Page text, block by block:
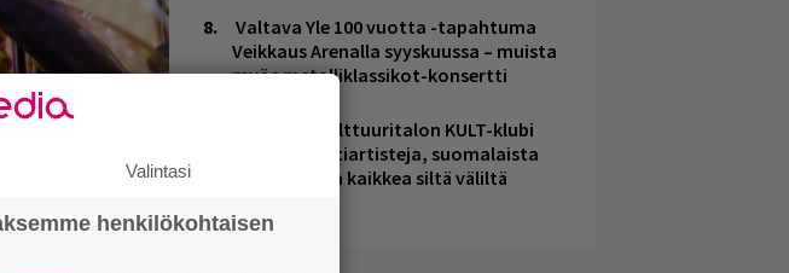
Valtava Yle 100 vuotta -tapahtuma
Veikkaus Arenalla syyskuussa – muista
myös metalliklassikot-konsertti
Helsingin Kulttuuritalon KULT-klubi
tarjoaa kulttiartisteja, suomalaista
osaamista ja kaikkea siltä väliltä
Valintasi
henkilökohtaisen